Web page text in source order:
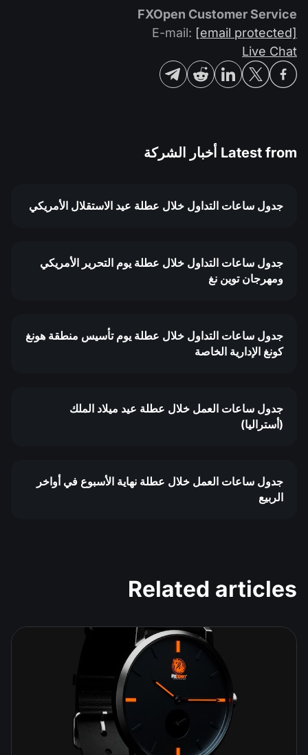
FXOpen Customer Service
E-mail: [email protected]
Live Chat
Latest from أخبار الشركة
جدول ساعات التداول خلال عطلة عيد الاستقلال الأمريكي
جدول ساعات التداول خلال عطلة يوم التحرير الأمريكي
ومهرجان توين نغ
جدول ساعات التداول خلال عطلة يوم تأسيس منطقة هونغ
كونغ الإدارية الخاصة
جدول ساعات العمل خلال عطلة عيد ميلاد الملك
(أستراليا)
جدول ساعات العمل خلال عطلة نهاية الأسبوع في أواخر
الربيع
Related articles